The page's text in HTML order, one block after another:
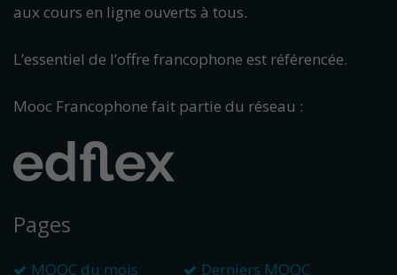
aux cours en ligne ouverts à tous.
L’essentiel de l’offre francophone est référencée.
Mooc Francophone fait partie du réseau :
Pages
MOOC du mois
Derniers MOOC